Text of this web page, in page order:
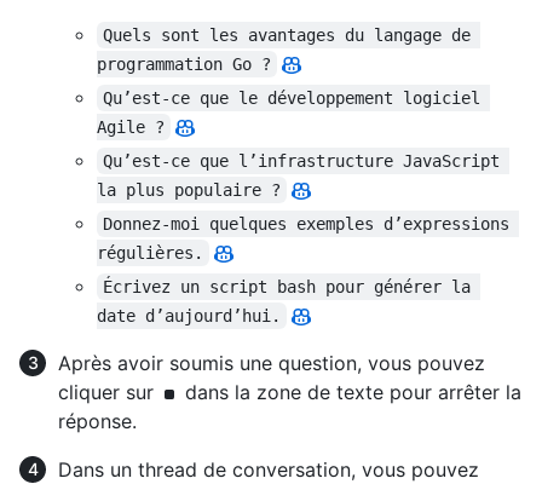
Quels sont les avantages du langage de
programmation Go ?
Qu’est-ce que le développement logiciel
Agile ?
Qu’est-ce que l’infrastructure JavaScript
la plus populaire ?
Donnez-moi quelques exemples d’expressions
régulières.
Écrivez un script bash pour générer la
date d’aujourd’hui.
Après avoir soumis une question, vous pouvez
cliquer sur
dans la zone de texte pour arrêter la
réponse.
Dans un thread de conversation, vous pouvez